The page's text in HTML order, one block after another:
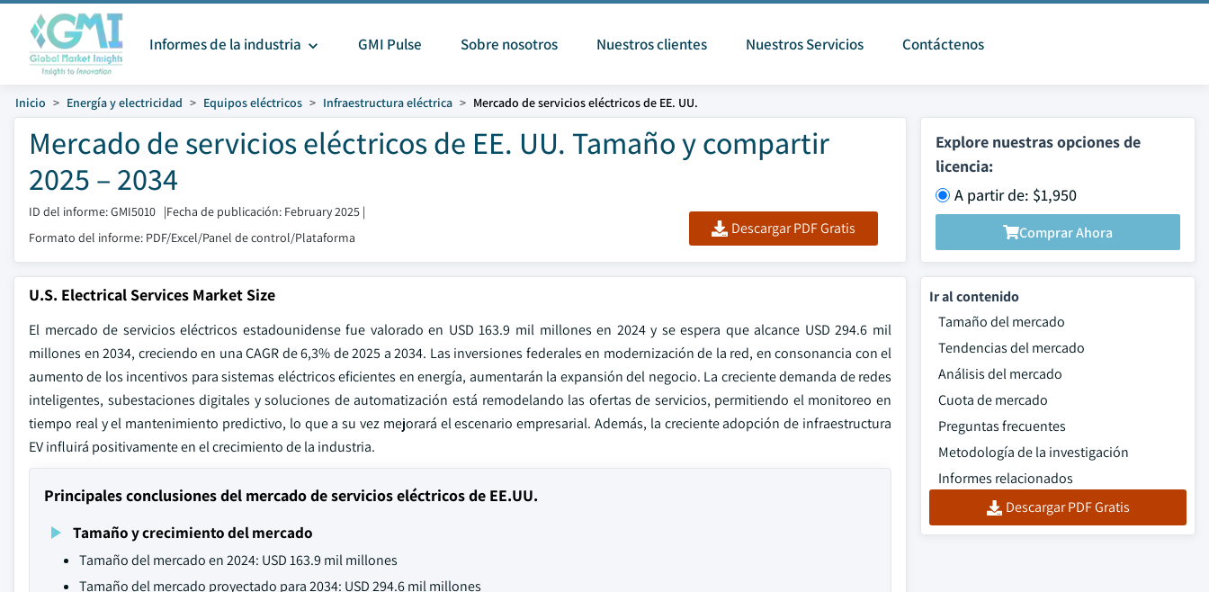
Informes de la industria GMI Pulse Sobre nosotros Nuestros clientes Nuestros Servicios Contáctenos
Inicio Energía y electricidad Equipos eléctricos Infraestructura eléctrica Mercado de servicios eléctricos de EE. UU.
Mercado de servicios eléctricos de EE. UU. Tamaño y compartir
2025 – 2034
ID del informe: GMI5010 |Fecha de publicación: February 2025 |
Formato del informe: PDF/Excel/Panel de control/Plataforma
Descargar PDF Gratis
Explore nuestras opciones de
licencia:
A partir de: $1,950
Comprar Ahora
U.S. Electrical Services Market Size
El mercado de servicios eléctricos estadounidense fue valorado en USD 163.9 mil millones en 2024 y se espera que alcance USD 294.6 mil
millones en 2034, creciendo en una CAGR de 6,3% de 2025 a 2034. Las inversiones federales en modernización de la red, en consonancia con el
aumento de los incentivos para sistemas eléctricos eficientes en energía, aumentarán la expansión del negocio. La creciente demanda de redes
inteligentes, subestaciones digitales y soluciones de automatización está remodelando las ofertas de servicios, permitiendo el monitoreo en
tiempo real y el mantenimiento predictivo, lo que a su vez mejorará el escenario empresarial. Además, la creciente adopción de infraestructura
EV influirá positivamente en el crecimiento de la industria.
Principales conclusiones del mercado de servicios eléctricos de EE.UU.
Tamaño y crecimiento del mercado
Tamaño del mercado en 2024: USD 163.9 mil millones
Tamaño del mercado proyectado para 2034: USD 294.6 mil millones
Ir al contenido
Tamaño del mercado
Tendencias del mercado
Análisis del mercado
Cuota de mercado
Preguntas frecuentes
Metodología de la investigación
Informes relacionados
Descargar PDF Gratis